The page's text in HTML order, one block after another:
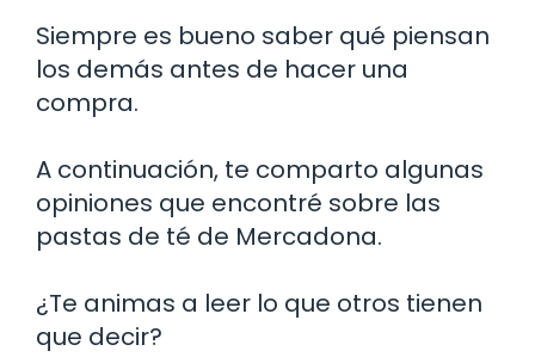
Siempre es bueno saber qué piensan
los demás antes de hacer una
compra.
A continuación, te comparto algunas
opiniones que encontré sobre las
pastas de té de Mercadona.
¿Te animas a leer lo que otros tienen
que decir?